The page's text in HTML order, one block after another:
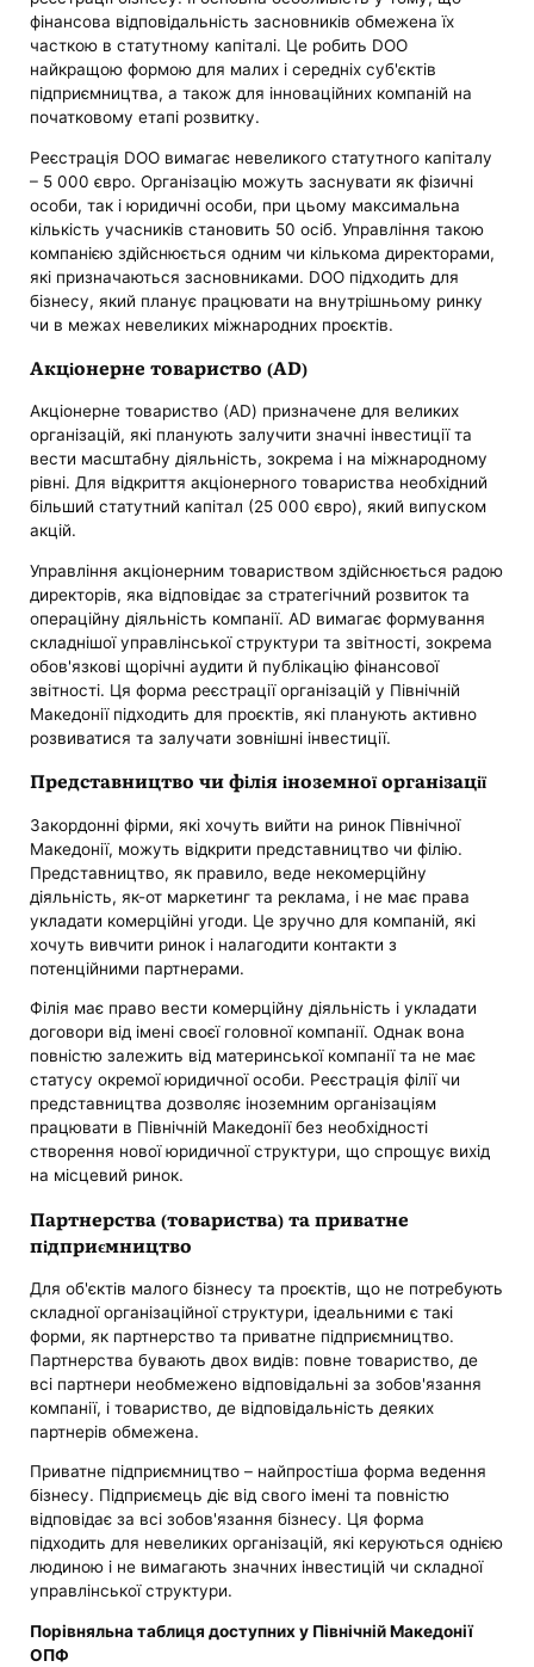
фінансова відповідальність засновників обмежена їх
часткою в статутному капіталі. Це робить DOO
найкращою формою для малих і середніх суб'єктів
підприємництва, а також для інноваційних компаній на
початковому етапі розвитку.
Реєстрація DOO вимагає невеликого статутного капіталу
– 5 000 євро. Організацію можуть заснувати як фізичні
особи, так і юридичні особи, при цьому максимальна
кількість учасників становить 50 осіб. Управління такою
компанією здійснюється одним чи кількома директорами,
які призначаються засновниками. DOO підходить для
бізнесу, який планує працювати на внутрішньому ринку
чи в межах невеликих міжнародних проєктів.
Акціонерне товариство (AD)
Акціонерне товариство (AD) призначене для великих
організацій, які планують залучити значні інвестиції та
вести масштабну діяльність, зокрема і на міжнародному
рівні. Для відкриття акціонерного товариства необхідний
більший статутний капітал (25 000 євро), який випуском
акцій.
Управління акціонерним товариством здійснюється радою
директорів, яка відповідає за стратегічний розвиток та
операційну діяльність компанії. AD вимагає формування
складнішої управлінської структури та звітності, зокрема
обов'язкові щорічні аудити й публікацію фінансової
звітності. Ця форма реєстрації організацій у Північній
Македонії підходить для проєктів, які планують активно
розвиватися та залучати зовнішні інвестиції.
Представництво чи філія іноземної організації
Закордонні фірми, які хочуть вийти на ринок Північної
Македонії, можуть відкрити представництво чи філію.
Представництво, як правило, веде некомерційну
діяльність, як-от маркетинг та реклама, і не має права
укладати комерційні угоди. Це зручно для компаній, які
хочуть вивчити ринок і налагодити контакти з
потенційними партнерами.
Філія має право вести комерційну діяльність і укладати
договори від імені своєї головної компанії. Однак вона
повністю залежить від материнської компанії та не має
статусу окремої юридичної особи. Реєстрація філії чи
представництва дозволяє іноземним організаціям
працювати в Північній Македонії без необхідності
створення нової юридичної структури, що спрощує вихід
на місцевий ринок.
Партнерства (товариства) та приватне
підприємництво
Для об'єктів малого бізнесу та проєктів, що не потребують
складної організаційної структури, ідеальними є такі
форми, як партнерство та приватне підприємництво.
Партнерства бувають двох видів: повне товариство, де
всі партнери необмежено відповідальні за зобов'язання
компанії, і товариство, де відповідальність деяких
партнерів обмежена.
Приватне підприємництво – найпростіша форма ведення
бізнесу. Підприємець діє від свого імені та повністю
відповідає за всі зобов'язання бізнесу. Ця форма
підходить для невеликих організацій, які керуються однією
людиною і не вимагають значних інвестицій чи складної
управлінської структури.
Порівняльна таблиця доступних у Північній Македонії
ОПФ